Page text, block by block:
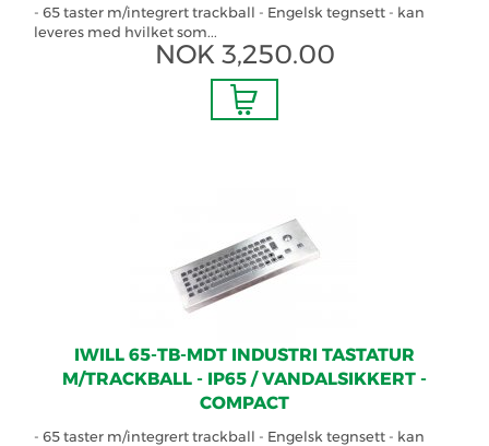
- 65 taster m/integrert trackball - Engelsk tegnsett - kan
leveres med hvilket som...
NOK 3,250.00
IWILL 65-TB-MDT INDUSTRI TASTATUR
M/TRACKBALL - IP65 / VANDALSIKKERT -
COMPACT
- 65 taster m/integrert trackball - Engelsk tegnsett - kan